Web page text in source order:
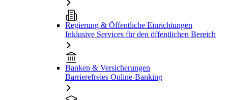
Regierung & Öffentliche Einrichtungen
Inklusive Services für den öffentlichen Bereich
Banken & Versicherungen
Barrierefreies Online-Banking